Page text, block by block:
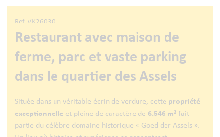
Ref. VK26030
Restaurant avec maison de
ferme, parc et vaste parking
dans le quartier des Assels
Située dans un véritable écrin de verdure, cette propriété
exceptionnelle et pleine de caractère de 6.546 m²fait
partie du célèbre domaine historique « Goed der Assels ».